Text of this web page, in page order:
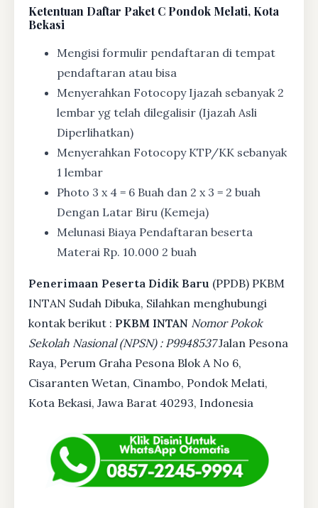
Ketentuan Daftar Paket C Pondok Melati, Kota
Bekasi
Mengisi formulir pendaftaran di tempat
pendaftaran atau bisa
Menyerahkan Fotocopy Ijazah sebanyak 2
lembar yg telah dilegalisir (Ijazah Asli
Diperlihatkan)
Menyerahkan Fotocopy KTP/KK sebanyak
1 lembar
Photo 3 x 4 = 6 Buah dan 2 x 3 = 2 buah
Dengan Latar Biru (Kemeja)
Melunasi Biaya Pendaftaran beserta
Materai Rp. 10.000 2 buah
Penerimaan Peserta Didik Baru (PPDB) PKBM
INTAN Sudah Dibuka, Silahkan menghubungi
kontak berikut : PKBM INTAN Nomor Pokok
Sekolah Nasional (NPSN) : P9948537Jalan Pesona
Raya, Perum Graha Pesona Blok A No 6,
Cisaranten Wetan, Cinambo, Pondok Melati,
Kota Bekasi, Jawa Barat 40293, Indonesia